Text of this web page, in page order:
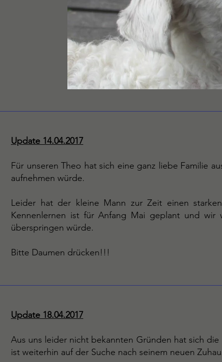
Update 14.04.2017
Für unseren Theo hat sich eine ganz liebe Familie
aufnehmen würde.
Leider hat der kleine Mann zur Zeit einen
Kennenlernen ist für Anfang Mai geplant und
überspringen würde.
Bitte Daumen drücken!!!
Update 18.04.2017
Aus uns leider nicht bekannten Gründen hat sich
ist weiterhin auf der Suche nach seinem neuen